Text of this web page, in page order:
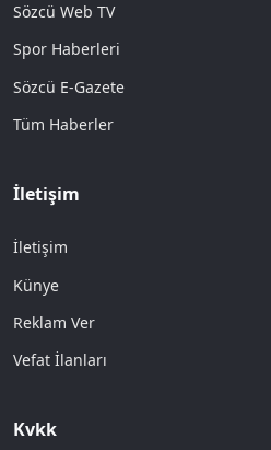
Sözcü Web TV
Spor Haberleri
Sözcü E-Gazete
Tüm Haberler
İletişim
İletişim
Künye
Reklam Ver
Vefat İlanları
Kvkk